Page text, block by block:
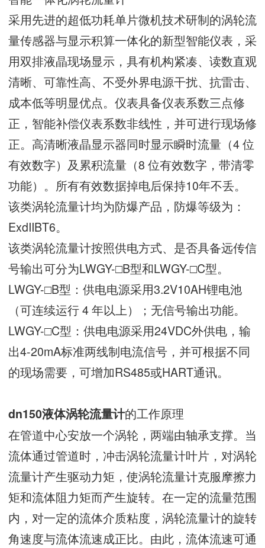
采用先进的超低功耗单片微机技术研制的涡轮流
量传感器与显示积算一体化的新型智能仪表，采
用双排液晶现场显示，具有机构紧凑、读数直观
清晰、可靠性高、不受外界电源干扰、抗雷击、
成本低等明显优点。仪表具备仪表系数三点修
正，智能补偿仪表系数非线性，并可进行现场修
正。高清晰液晶显示器同时显示瞬时流量（4 位
有效数字）及累积流量（8 位有效数字，带清零
功能）。所有有效数据掉电后保持10年不丢。
该类涡轮流量计均为防爆产品，防爆等级为：
ExdIIBT6。
该类涡轮流量计按照供电方式、是否具备远传信
号输出可分为LWGY-□B型和LWGY-□C型。
LWGY-□B型：供电电源采用3.2V10AH锂电池
（可连续运行 4 年以上）；无信号输出功能。
LWGY-□C型：供电电源采用24VDC外供电，输
出4-20mA标准两线制电流信号，并可根据不同
的现场需要，可增加RS485或HART通讯。
dn150液体涡轮流量计的工作原理
在管道中心安放一个涡轮，两端由轴承支撑。当
流体通过管道时，冲击涡轮流量计叶片，对涡轮
流量计产生驱动力矩，使涡轮流量计克服摩擦力
矩和流体阻力矩而产生旋转。在一定的流量范围
内，对一定的流体介质粘度，涡轮流量计的旋转
角速度与流体流速成正比。由此，流体流速可通